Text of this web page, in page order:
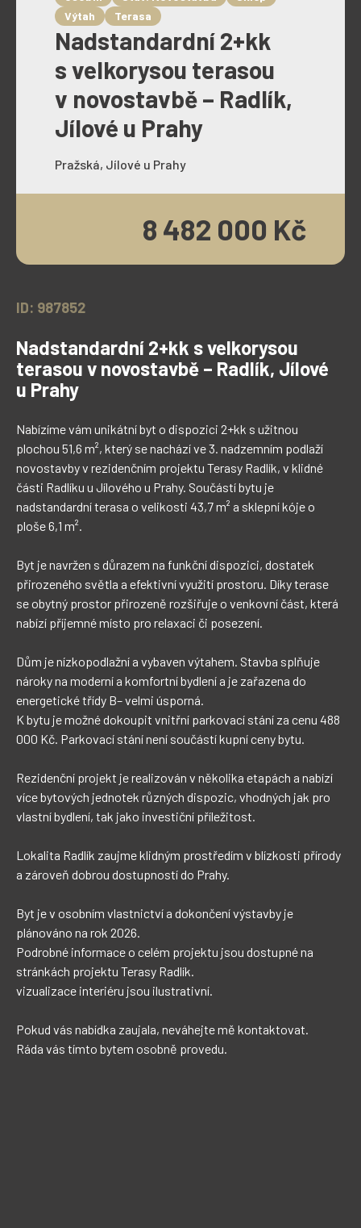
Nadstandardní 2+kk
s velkorysou terasou
v novostavbě – Radlík,
Jílové u Prahy
Pražská, Jílové u Prahy
Výtah
Terasa
8 482 000 Kč
ID: 987852
Nadstandardní 2+kk s velkorysou
terasou v novostavbě – Radlík, Jílové
u Prahy
Nabízíme vám unikátní byt o dispozici 2+kk s užitnou
plochou 51,6 m², který se nachází ve 3. nadzemním podlaží
novostavby v rezidenčním projektu Terasy Radlík, v klidné
části Radlíku u Jílového u Prahy. Součástí bytu je
nadstandardní terasa o velikosti 43,7 m² a sklepní kóje o
ploše 6,1 m².
Byt je navržen s důrazem na funkční dispozici, dostatek
přirozeného světla a efektivní využití prostoru. Díky terase
se obytný prostor přirozeně rozšiřuje o venkovní část, která
nabízí příjemné místo pro relaxaci či posezení.
Dům je nízkopodlažní a vybaven výtahem. Stavba splňuje
nároky na moderní a komfortní bydlení a je zařazena do
energetické třídy B– velmi úsporná.
K bytu je možné dokoupit vnitřní parkovací stání za cenu 488
000 Kč. Parkovací stání není součástí kupní ceny bytu.
Rezidenční projekt je realizován v několika etapách a nabízí
více bytových jednotek různých dispozic, vhodných jak pro
vlastní bydlení, tak jako investiční příležitost.
Lokalita Radlík zaujme klidným prostředím v blízkosti přírody
a zároveň dobrou dostupností do Prahy.
Byt je v osobním vlastnictví a dokončení výstavby je
plánováno na rok 2026.
Podrobné informace o celém projektu jsou dostupné na
stránkách projektu Terasy Radlík.
vizualizace interiéru jsou ilustrativní.
Pokud vás nabídka zaujala, neváhejte mě kontaktovat.
Ráda vás tímto bytem osobně provedu.